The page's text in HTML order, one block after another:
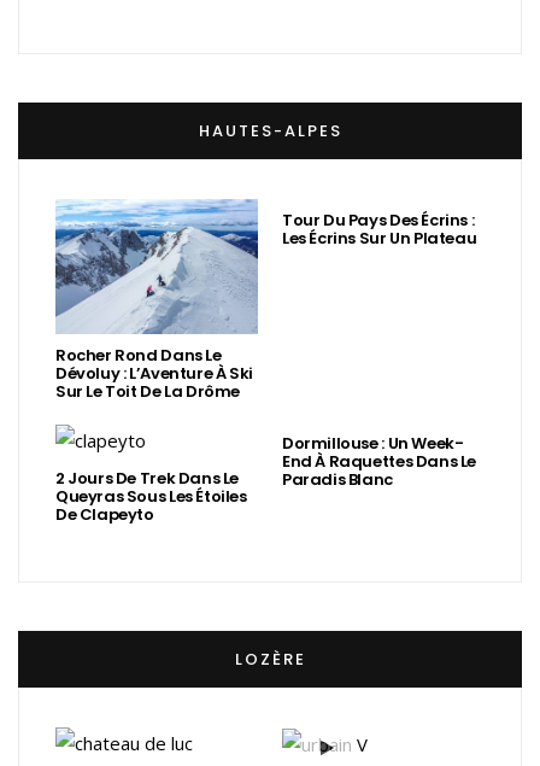
HAUTES-ALPES
Rocher Rond Dans Le
Dévoluy : L’Aventure À Ski
Sur Le Toit De La Drôme
Tour Du Pays Des Écrins :
Les Écrins Sur Un Plateau
2 Jours De Trek Dans Le
Queyras Sous Les Étoiles
De Clapeyto
Dormillouse : Un Week-
End À Raquettes Dans Le
Paradis Blanc
LOZÈRE